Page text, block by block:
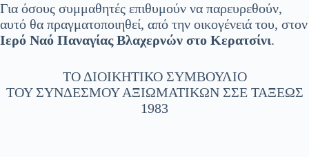
Για όσους συμμαθητές επιθυμούν να παρευρεθούν,
αυτό θα πραγματοποιηθεί, από την οικογένειά του, στον
Ιερό Ναό Παναγίας Βλαχερνών στο Κερατσίνι.
ΤΟ ΔΙΟΙΚΗΤΙΚΟ ΣΥΜΒΟΥΛΙΟ
ΤΟΥ ΣΥΝΔΕΣΜΟΥ ΑΞΙΩΜΑΤΙΚΩΝ ΣΣΕ ΤΑΞΕΩΣ
1983